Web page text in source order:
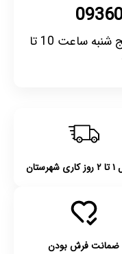
ساعت کاری شنبه تا پنج شنبه ساعت 10 تا
ضمانت فرش بودن